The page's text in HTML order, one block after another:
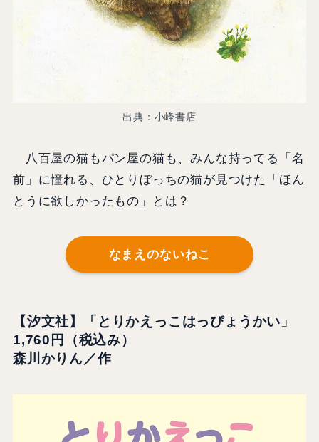
出典：小峰書店
八百屋の猫もパン屋の猫も、みんな持ってる「名
前」に憧れる、ひとりぼっちの猫が見つけた「ほん
とうに欲しかったもの」とは？
なまえのないねこ
【汐文社】「とりかえっこはっぴょうかい」
1,760円（税込み）
森川かりん／作